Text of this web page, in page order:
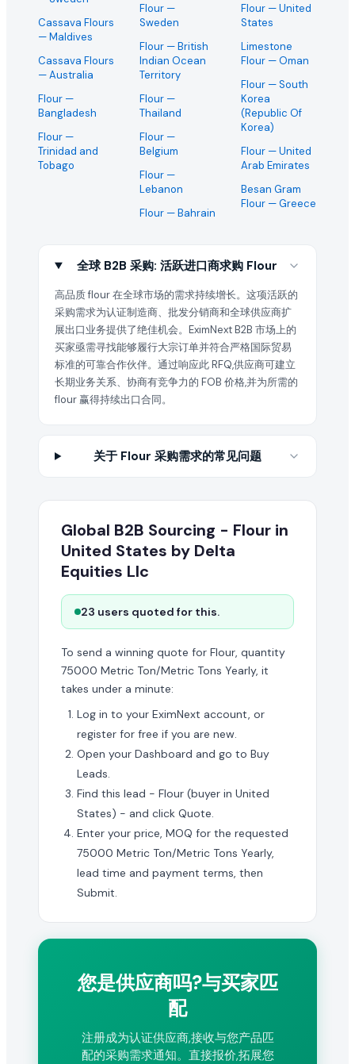
Cassava Flours
— Maldives
Cassava Flours
— Australia
Flour —
Bangladesh
Flour —
Trinidad and
Tobago
Flour —
Sweden
Flour — British
Indian Ocean
Territory
Flour —
Thailand
Flour —
Belgium
Flour —
Lebanon
Flour — Bahrain
Flour — United
States
Limestone
Flour — Oman
Flour — South
Korea
(Republic Of
Korea)
Flour — United
Arab Emirates
Besan Gram
Flour — Greece
全球 B2B 采购: 活跃进口商求购 Flour
高品质 flour 在全球市场的需求持续增长。这项活跃的
采购需求为认证制造商、批发分销商和全球供应商扩
展出口业务提供了绝佳机会。EximNext B2B 市场上的
买家亟需寻找能够履行大宗订单并符合严格国际贸易
标准的可靠合作伙伴。通过响应此 RFQ,供应商可建立
长期业务关系、协商有竞争力的 FOB 价格,并为所需的
flour 赢得持续出口合同。
关于 Flour 采购需求的常见问题
Global B2B Sourcing - Flour in
United States by Delta
Equities Llc
23 users quoted for this.
To send a winning quote for Flour, quantity
75000 Metric Ton/Metric Tons Yearly, it
takes under a minute:
Log in to your EximNext account, or
register for free if you are new.
Open your Dashboard and go to Buy
Leads.
Find this lead - Flour (buyer in United
States) - and click Quote.
Enter your price, MOQ for the requested
75000 Metric Ton/Metric Tons Yearly,
lead time and payment terms, then
Submit.
您是供应商吗?与买家匹
配
注册成为认证供应商,接收与您产品匹
配的采购需求通知。直接报价,拓展您